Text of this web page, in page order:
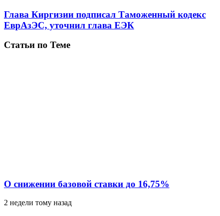
Глава Киргизии подписал Таможенный кодекс
ЕврАзЭС, уточнил глава ЕЭК
Статьи по Теме
О снижении базовой ставки до 16,75%
2 недели тому назад